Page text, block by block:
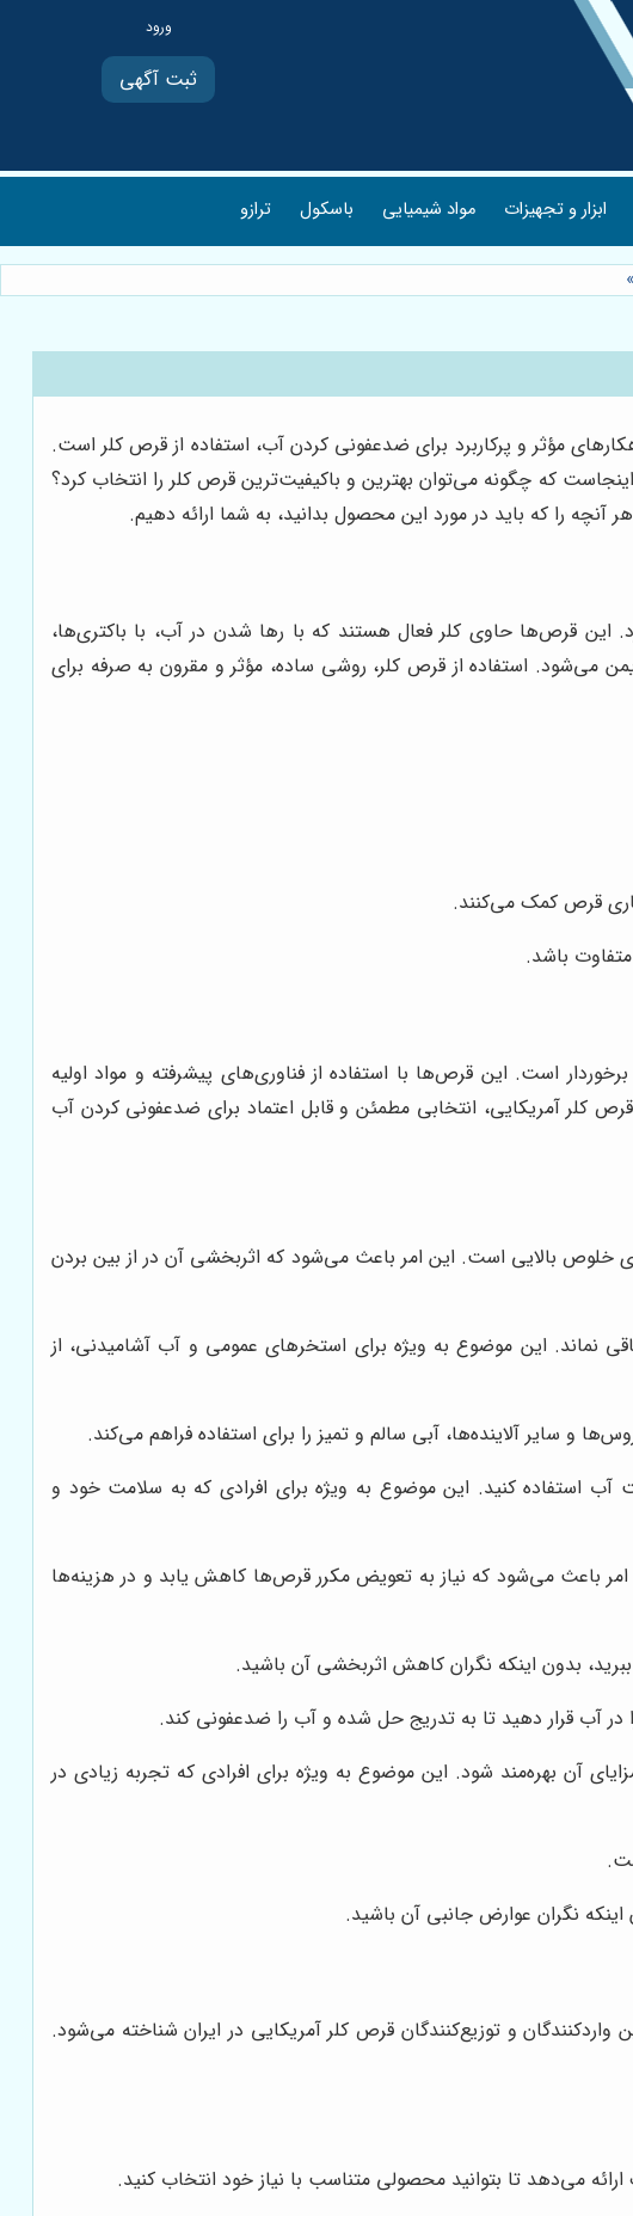
ثبت آگهی
ابزار و تجهیزات مواد شیمیایی باسکول ترازو
»
مؤثر و پرکاربرد برای ضدعفونی کردن آب، استفاده از قرص کلر است.
که چگونه می‌توان بهترین و باکیفیت‌ترین قرص کلر را انتخاب کرد؟
آنچه را که باید در مورد این محصول بدانید، به شما ارائه دهیم.
این قرص‌ها حاوی کلر فعال هستند که با رها شدن در آب، با باکتری‌ها،
می‌شود. استفاده از قرص کلر، روشی ساده، مؤثر و مقرون به صرفه برای
قرص کمک می‌کنند.
باشد.
است. این قرص‌ها با استفاده از فناوری‌های پیشرفته و مواد اولیه
کلر آمریکایی، انتخابی مطمئن و قابل اعتماد برای ضدعفونی کردن آب
خلوص بالایی است. این امر باعث می‌شود که اثربخشی آن در از بین بردن
این موضوع به ویژه برای استخرهای عمومی و آب آشامیدنی، از
و سایر آلاینده‌ها، آبی سالم و تمیز را برای استفاده فراهم می‌کند.
آب استفاده کنید. این موضوع به ویژه برای افرادی که به سلامت خود و
امر باعث می‌شود که نیاز به تعویض مکرر قرص‌ها کاهش یابد و در هزینه‌ها
بدون اینکه نگران کاهش اثربخشی آن باشید.
آب قرار دهید تا به تدریج حل شده و آب را ضدعفونی کند.
آن بهره‌مند شود. این موضوع به ویژه برای افرادی که تجربه زیادی در
اینکه نگران عوارض جانبی آن باشید.
و توزیع‌کنندگان قرص کلر آمریکایی در ایران شناخته می‌شود.
می‌دهد تا بتوانید محصولی متناسب با نیاز خود انتخاب کنید.